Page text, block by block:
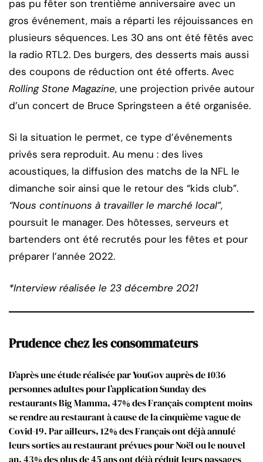
pas pu fêter son trentième anniversaire avec un
gros événement, mais a réparti les réjouissances en
plusieurs séquences. Les 30 ans ont été fêtés avec
la radio RTL2. Des burgers, des desserts mais aussi
des coupons de réduction ont été offerts. Avec
Rolling Stone Magazine, une projection privée autour
d’un concert de Bruce Springsteen a été organisée.
Si la situation le permet, ce type d’événements
privés sera reproduit. Au menu : des lives
acoustiques, la diffusion des matchs de la NFL le
dimanche soir ainsi que le retour des “kids club”.
“Nous continuons à travailler le marché local”,
poursuit le manager. Des hôtesses, serveurs et
bartenders ont été recrutés pour les fêtes et pour
préparer l’année 2022.
*Interview réalisée le 23 décembre 2021
Prudence chez les consommateurs
D’après une étude réalisée par YouGov auprès de 1036
personnes adultes pour l’application Sunday des
restaurants Big Mamma, 47% des Français comptent moins
se rendre au restaurant à cause de la cinquième vague de
Covid-19. Par ailleurs, 12% des Français ont déjà annulé
leurs sorties au restaurant prévues pour Noël ou le nouvel
an. 43% des plus de 45 ans ont déjà réduit leurs passages